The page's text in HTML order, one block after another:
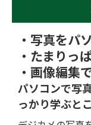
・写真をパ
・たまりっ
・画像編集
パソコンで写
っかり学ぶと